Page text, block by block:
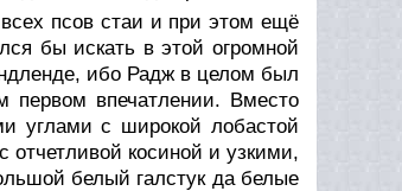
псов стаи и при этом ещё
бы искать в этой огромной
ибо Радж в целом был
первом впечатлении. Вместо
углами с широкой лобастой
косиной и узкими,
белый галстук да белые